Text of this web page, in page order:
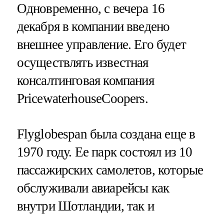
Одновременно, с вечера 16
декабря в компании введено
внешнее управление. Его будет
осуществлять известная
консалтинговая компания
PricewaterhouseCoopers.
Flyglobespan была создана еще в
1970 году. Ее парк состоял из 10
пассажирских самолетов, которые
обслуживали авиарейсы как
внутри Шотландии, так и